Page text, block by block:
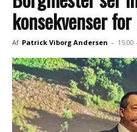
konsekvenser
Af Patrick Viborg Andersen -